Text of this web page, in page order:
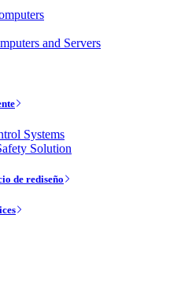
and Servers
Systems
Solution
de rediseño